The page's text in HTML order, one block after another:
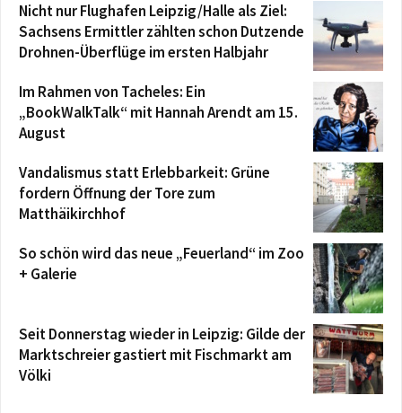
Nicht nur Flughafen Leipzig/Halle als Ziel:
Sachsens Ermittler zählten schon Dutzende
Drohnen-Überflüge im ersten Halbjahr
Im Rahmen von Tacheles: Ein
„BookWalkTalk“ mit Hannah Arendt am 15.
August
Vandalismus statt Erlebbarkeit: Grüne
fordern Öffnung der Tore zum
Matthäikirchhof
So schön wird das neue „Feuerland“ im Zoo
+ Galerie
Seit Donnerstag wieder in Leipzig: Gilde der
Marktschreier gastiert mit Fischmarkt am
Völki